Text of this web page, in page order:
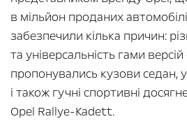
в мільйон проданих
забезпечили кілька причин:
та універсальність гами
пропонувались кузови седан,
і також гучні спортивні
Opel Rallye-Kadett.